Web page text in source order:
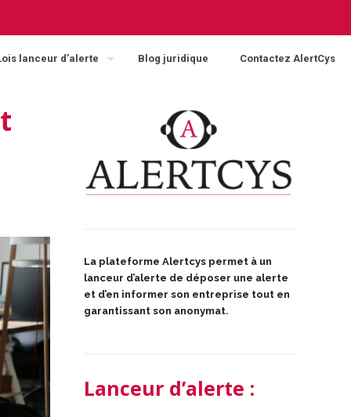
lanceur d’alerte Blog juridique Contactez AlertCys
La plateforme Alertcys permet à un
lanceur d’alerte de déposer une alerte
et d’en informer son entreprise tout en
garantissant son anonymat.
Lanceur d’alerte :